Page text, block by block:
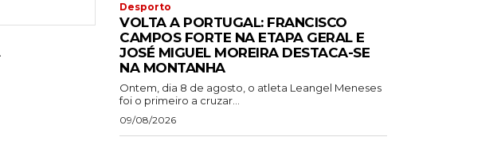
Desporto
VOLTA A PORTUGAL: FRANCISCO
CAMPOS FORTE NA ETAPA GERAL E
JOSÉ MIGUEL MOREIRA DESTACA-SE
NA MONTANHA
Ontem, dia 8 de agosto, o atleta Leangel Meneses
foi o primeiro a cruzar...
09/08/2026